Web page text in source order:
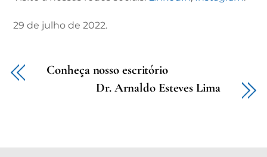
29 de julho de 2022.
Conheça nosso escritório
Dr. Arnaldo Esteves Lima